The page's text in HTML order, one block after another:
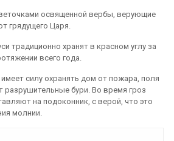
освященной вербы, верующие
грядущего Царя.
традиционно хранят в красном углу за
всего года.
силу охранять дом от пожара, поля
разрушительные бури. Во время гроз
на подоконник, с верой, что это
молнии.